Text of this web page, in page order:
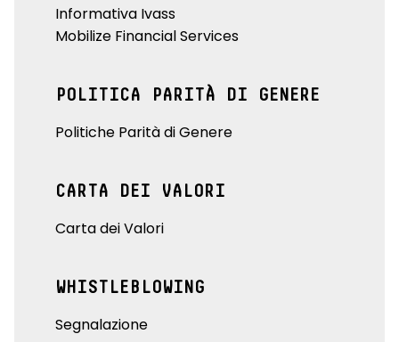
Informativa Ivass
Mobilize Financial Services
POLITICA PARITÀ DI GENERE
Politiche Parità di Genere
CARTA DEI VALORI
Carta dei Valori
WHISTLEBLOWING
Segnalazione